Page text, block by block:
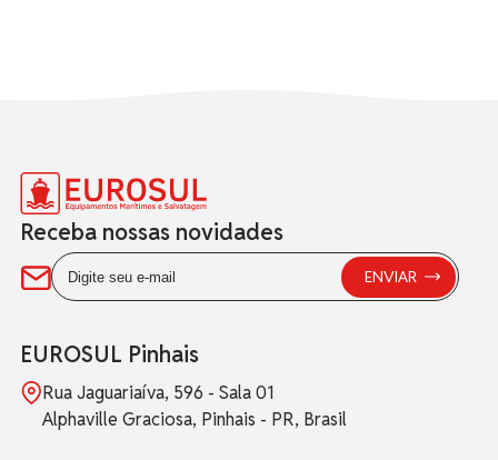
Receba nossas novidades
EUROSUL Pinhais
Rua Jaguariaíva, 596 - Sala 01
Alphaville Graciosa, Pinhais - PR, Brasil